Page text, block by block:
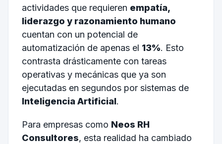
actividades que requieren empatía,
liderazgo y razonamiento humano
cuentan con un potencial de
automatización de apenas el 13%. Esto
contrasta drásticamente con tareas
operativas y mecánicas que ya son
ejecutadas en segundos por sistemas de
Inteligencia Artificial.
Para empresas como Neos RH
Consultores, esta realidad ha cambiado